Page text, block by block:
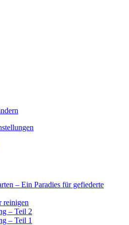
– Ein Paradies für gefiederte
reinigen
– Teil 2
– Teil 1